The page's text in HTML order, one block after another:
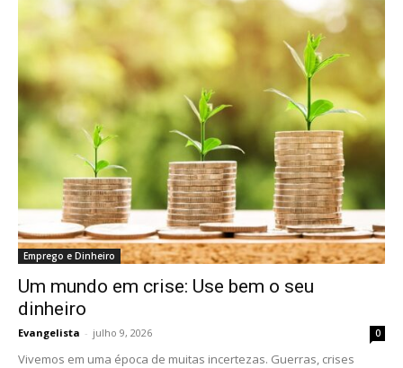
Emprego e Dinheiro
Um mundo em crise: Use bem o seu
dinheiro
Evangelista - julho 9, 2026 0
Vivemos em uma época de muitas incertezas. Guerras, crises